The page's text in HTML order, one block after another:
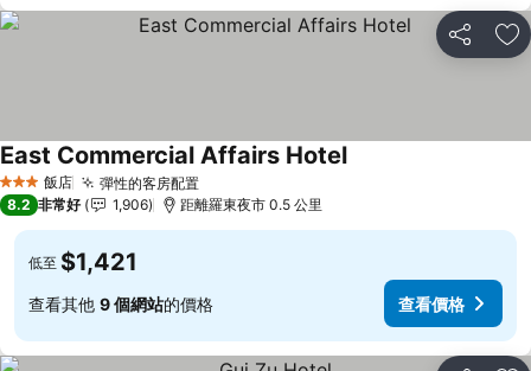
分享 加
3 星級 飯店 彈性的客房配置
East Commercial Affairs Hotel
8.2 非常好 1,906 距離羅東夜市 0.5 公里
低至 $1,421
查看其他 9 個網站的價格 查看價格